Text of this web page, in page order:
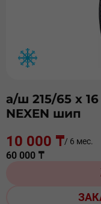
а/ш 215/65 х
NEXEN шип
10 000 ₸/ 6 мес.
60 000 ₸